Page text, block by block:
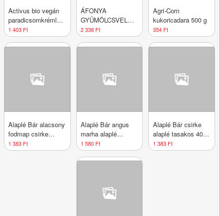
Activus bio vegán
paradicsomkrémleves
400 g
1 403 Ft
ÁFONYA
GYÜMÖLCSVELŐ
200ML DRS
2 338 Ft
Agri-Corn
kukoricadara 500 g
354 Ft
Alaplé Bár alacsony
fodmap csirke
alaplé tas.400ml
1 383 Ft
Alaplé Bár angus
marha alaplé
tasakos 400 ml
1 580 Ft
Alaplé Bár csirke
alaplé tasakos 400
ml
1 383 Ft